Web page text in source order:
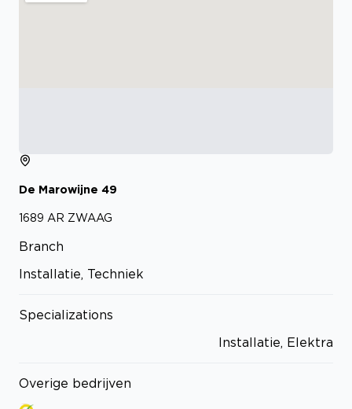
De Marowijne 49
1689 AR ZWAAG
Branch
Installatie, Techniek
Specializations
Installatie, Elektra
Overige bedrijven